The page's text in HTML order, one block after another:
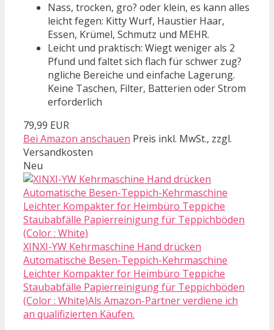
Nass, trocken, gro? oder klein, es kann alles
leicht fegen: Kitty Wurf, Haustier Haar,
Essen, Krümel, Schmutz und MEHR.
Leicht und praktisch: Wiegt weniger als 2
Pfund und faltet sich flach für schwer zug?
ngliche Bereiche und einfache Lagerung.
Keine Taschen, Filter, Batterien oder Strom
erforderlich
79,99 EUR
Bei Amazon anschauen Preis inkl. MwSt., zzgl.
Versandkosten
Neu
XINXI-YW Kehrmaschine Hand drücken
Automatische Besen-Teppich-Kehrmaschine
Leichter Kompakter for Heimbüro Teppiche
Staubabfälle Papierreinigung für Teppichböden
(Color : White)Als Amazon-Partner verdiene ich
an qualifizierten Käufen.